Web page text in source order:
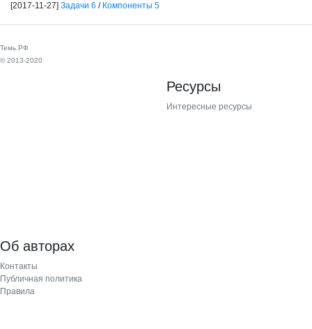
[2017-11-27] Задачи 6 / Компоненты 5
Темь.РФ
© 2013-2020
Ресурсы
Интересные ресурсы
Об авторах
Контакты
Публичная политика
Правила